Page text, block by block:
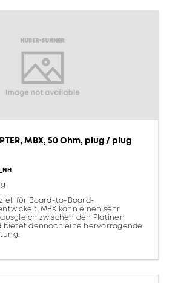
MBX, 50 Ohm, plug / plug
für Board-to-Board-
MBX kann einen sehr
zwischen den Platinen
bietet dennoch eine hervorragende